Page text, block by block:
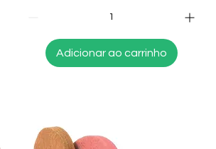
Adicionar ao carrinho